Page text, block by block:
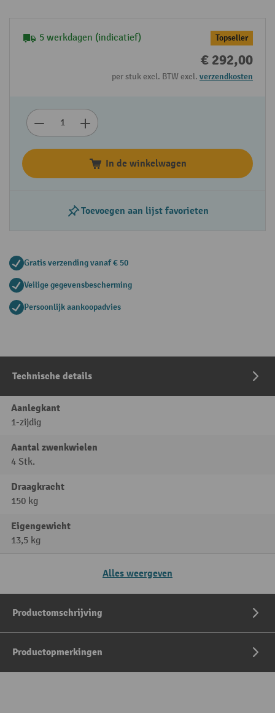
5 werkdagen (indicatief) Topseller
€ 292,00
per stuk excl. BTW excl. verzendkosten
In de winkelwagen
Toevoegen aan lijst favorieten
Gratis verzending vanaf € 50
Veilige gegevensbescherming
Persoonlijk aankoopadvies
Technische details
Aanlegkant
1-zijdig
Aantal zwenkwielen
4 Stk.
Draagkracht
150 kg
Eigengewicht
13,5 kg
Alles weergeven
Productomschrijving
Productopmerkingen